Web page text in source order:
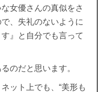
女優さんの真似をさ
、失礼のないように
』と自分でも言って
のだと思います。
ット上でも、“美形も